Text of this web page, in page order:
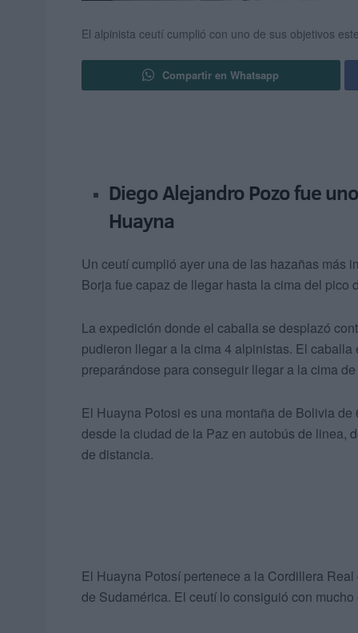
El alpinista ceutí cumplió con uno de sus objetivos
Compartir en Whatsapp
Diego Alejandro Pozo fue
Huayna
Un ceutí cumplió ayer una de las hazañas más
Borja fue capaz de llegar hasta la cima del pico
La expedición donde el caballa se desplazó
pudieron llegar a la cima 4 alpinistas. El
preparándose para conseguir llegar a la cima
El Huayna Potosi es una montaña de Bolivia
desde la ciudad de la Paz en autobús de linea,
de distancia.
El Huayna Potosí pertenece a la Cordillera
de Sudamérica. El ceutí lo consiguió con